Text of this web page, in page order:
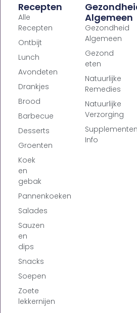
Recepten
Alle
Recepten
Ontbijt
Lunch
Avondeten
Drankjes
Brood
Barbecue
Desserts
Groenten
Koek
en
gebak
Pannenkoeken
Salades
Sauzen
en
dips
Snacks
Soepen
Zoete
lekkernijen
Algemeen
Gezondheid
Algemeen
Gezond
eten
Natuurlijke
Remedies
Natuurlijke
Verzorging
Supplementen
Info